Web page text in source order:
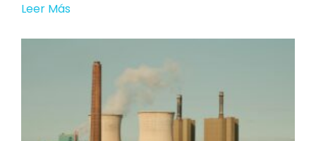
Leer Más